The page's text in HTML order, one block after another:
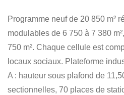
Programme neuf de 20 850 m²
modulables de 6 750 à 7 380
750 m². Chaque cellule est
locaux sociaux. Plateforme
A : hauteur sous plafond de
sectionnelles, 70 places de